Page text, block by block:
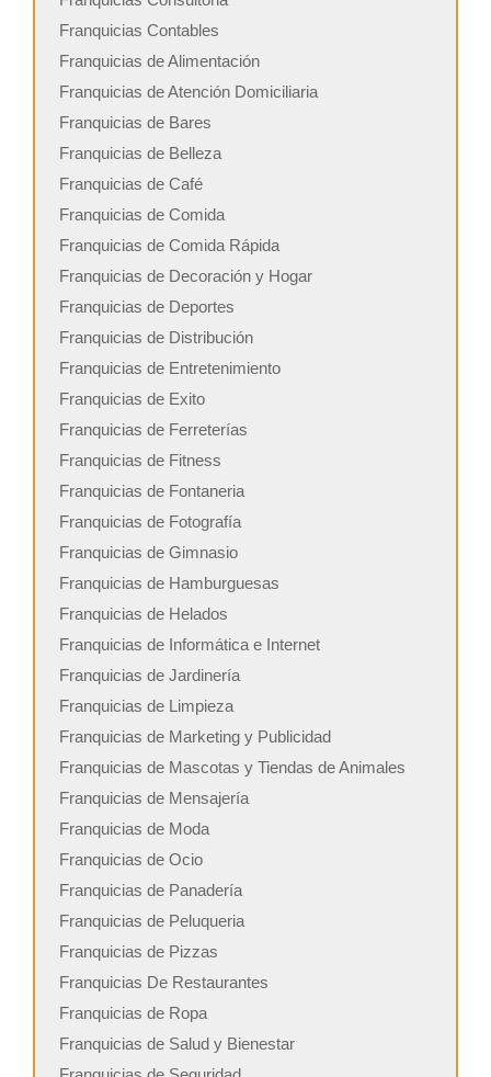
Franquicias Contables
Franquicias de Alimentación
Franquicias de Atención Domiciliaria
Franquicias de Bares
Franquicias de Belleza
Franquicias de Café
Franquicias de Comida
Franquicias de Comida Rápida
Franquicias de Decoración y Hogar
Franquicias de Deportes
Franquicias de Distribución
Franquicias de Entretenimiento
Franquicias de Exito
Franquicias de Ferreterías
Franquicias de Fitness
Franquicias de Fontaneria
Franquicias de Fotografía
Franquicias de Gimnasio
Franquicias de Hamburguesas
Franquicias de Helados
Franquicias de Informática e Internet
Franquicias de Jardinería
Franquicias de Limpieza
Franquicias de Marketing y Publicidad
Franquicias de Mascotas y Tiendas de Animales
Franquicias de Mensajería
Franquicias de Moda
Franquicias de Ocio
Franquicias de Panadería
Franquicias de Peluqueria
Franquicias de Pizzas
Franquicias De Restaurantes
Franquicias de Ropa
Franquicias de Salud y Bienestar